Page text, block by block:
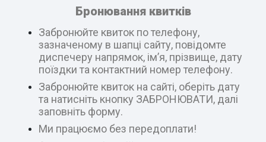
Бронювання квитків
Забронюйте квиток по телефону,
зазначеному в шапці сайту, повідомте
диспечеру напрямок, ім’я, прізвище, дату
поїздки та контактний номер телефону.
Забронюйте квиток на сайті, оберіть дату
та натисніть кнопку ЗАБРОНЮВАТИ, далі
заповніть форму.
Ми працюємо без передоплати!